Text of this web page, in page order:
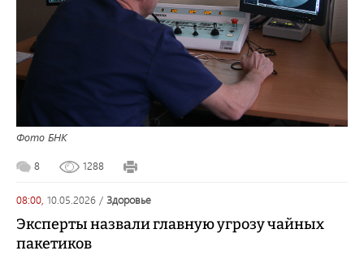
Фото БНК
8 1288
08:00, 10.05.2026 / здоровье
Эксперты назвали главную угрозу чайных
пакетиков